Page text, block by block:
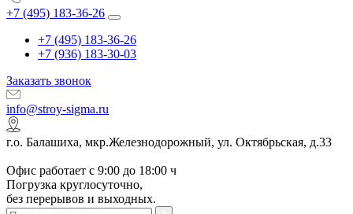
+7 (495) 183-36-26
+7 (495) 183-36-26
+7 (936) 183-30-03
Заказать звонок
info@stroy-sigma.ru
г.о. Балашиха, мкр.Железнодорожный, ул. Октябрьская, д.33
Офис работает с 9:00 до 18:00 ч
Погрузка круглосуточно,
без перерывов и выходных.